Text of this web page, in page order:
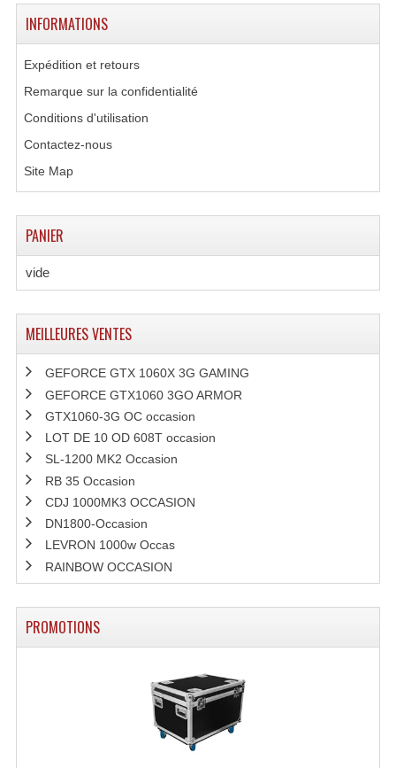
INFORMATIONS
Expédition et retours
Remarque sur la confidentialité
Conditions d'utilisation
Contactez-nous
Site Map
PANIER
vide
MEILLEURES VENTES
GEFORCE GTX 1060X 3G GAMING
GEFORCE GTX1060 3GO ARMOR
GTX1060-3G OC occasion
LOT DE 10 OD 608T occasion
SL-1200 MK2 Occasion
RB 35 Occasion
CDJ 1000MK3 OCCASION
DN1800-Occasion
LEVRON 1000w Occas
RAINBOW OCCASION
PROMOTIONS